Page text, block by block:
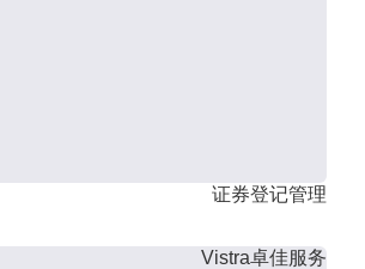
证券登记管理
Vistra卓佳服务